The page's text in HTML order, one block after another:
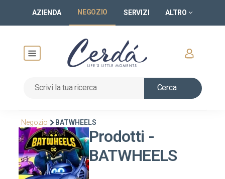
AZIENDA NEGOZIO SERVIZI ALTRO
Cerca
Negozio BATWHEELS
Prodotti -
BATWHEELS